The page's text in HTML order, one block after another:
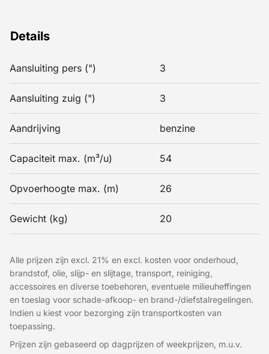
Details
Aansluiting pers (") 3
Aansluiting zuig (") 3
Aandrijving benzine
Capaciteit max. (m³/u) 54
Opvoerhoogte max. (m) 26
Gewicht (kg) 20
Alle prijzen zijn excl. 21% en excl. kosten voor onderhoud,
brandstof, olie, slijp- en slijtage, transport, reiniging,
accessoires en diverse toebehoren, eventuele milieuheffingen
en toeslag voor schade-afkoop- en brand-/diefstalregelingen.
Indien u kiest voor bezorging zijn transportkosten van
toepassing.
Prijzen zijn gebaseerd op dagprijzen of weekprijzen, m.u.v.